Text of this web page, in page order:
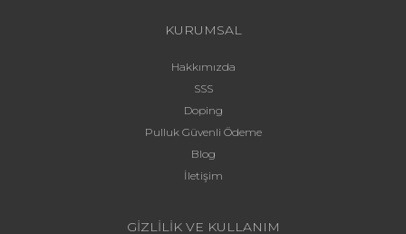
KURUMSAL
Hakkımızda
SSS
Doping
Pulluk Güvenli Ödeme
Blog
İletişim
GİZLİLİK VE KULLANIM